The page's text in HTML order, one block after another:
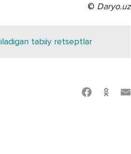
© Daryo.uz
tabiiy retseptlar